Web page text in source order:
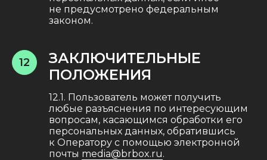
не предусмотрено федеральным
законом.
12
ЗАКЛЮЧИТЕЛЬНЫЕ
ПОЛОЖЕНИЯ
12.1. Пользователь может получить
любые разъяснения по интересующим
вопросам, касающимся обработки его
персональных данных, обратившись
к Оператору с помощью электронной
почты media@brbox.ru.